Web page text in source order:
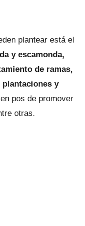
plantear está el
y escamonda,
de ramas,
y
en pos de promover
otras.